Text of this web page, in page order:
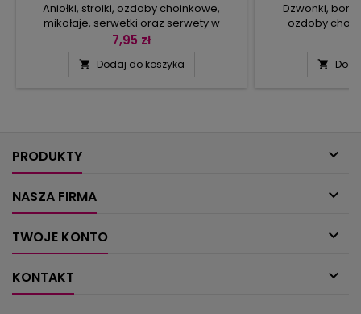
Aniołki, stroiki, ozdoby choinkowe,
mikołaje, serwetki oraz serwety w
świątecznych kolorach: czerwieni i bieli,
wygląda zawartość zeszytu.
7,95 zł
 Dodaj do koszyka
Dzwonki,
ozdoby
na drzwi z

PRODUKTY 
NASZA FIRMA 
TWOJE KONTO 
KONTAKT 